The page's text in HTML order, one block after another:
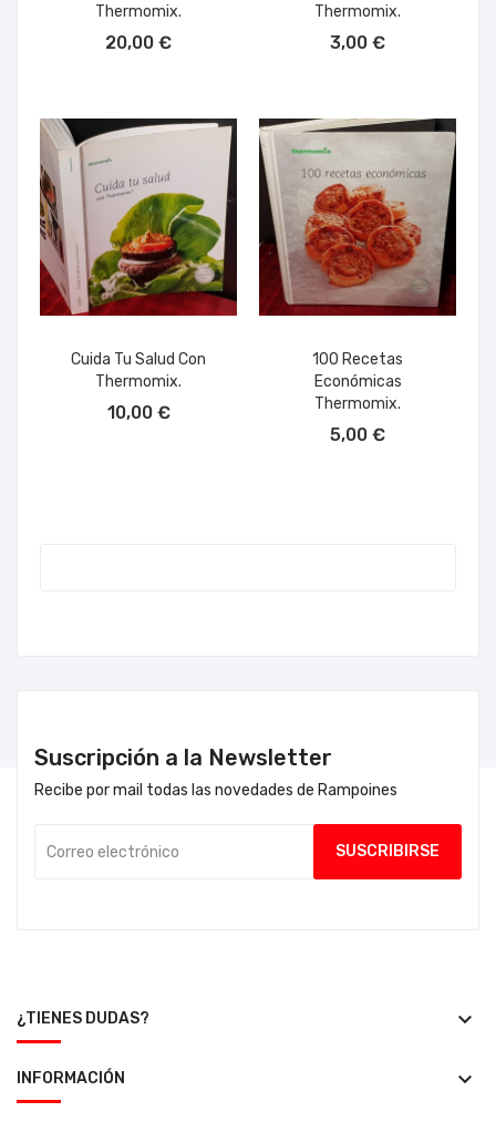
Thermomix.
20,00 €
Thermomix.
3,00 €
Cuida Tu Salud Con
Thermomix.
10,00 €
100 Recetas
Económicas
Thermomix.
5,00 €
Suscripción a la Newsletter
Recibe por mail todas las novedades de Rampoines
¿TIENES DUDAS? keyboard_arrow_down
INFORMACIÓN keyboard_arrow_down